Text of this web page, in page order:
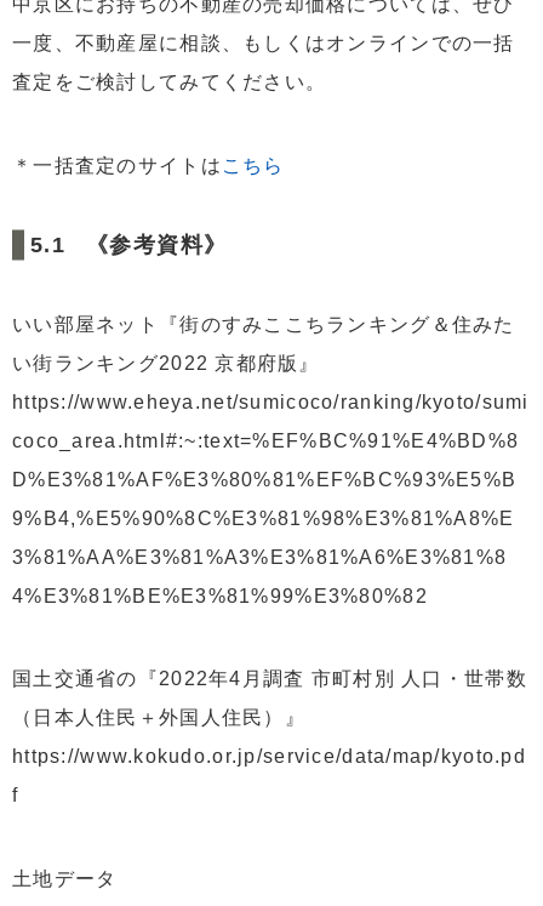
中京区にお持ちの不動産の売却価格については、ぜひ
一度、不動産屋に相談、もしくはオンラインでの一括
査定をご検討してみてください。
＊一括査定のサイトは こちら
《参考資料》
いい部屋ネット『街のすみここちランキング＆住みた
い街ランキング2022 京都府版』
https://www.eheya.net/sumicoco/ranking/kyoto/sumi
coco_area.html#:~:text=%EF%BC%91%E4%BD%8
D%E3%81%AF%E3%80%81%EF%BC%93%E5%B
9%B4,%E5%90%8C%E3%81%98%E3%81%A8%E
3%81%AA%E3%81%A3%E3%81%A6%E3%81%8
4%E3%81%BE%E3%81%99%E3%80%82
国土交通省の『2022年4月調査 市町村別 人口・世帯数
（日本人住民＋外国人住民）』
https://www.kokudo.or.jp/service/data/map/kyoto.pd
f
土地データ